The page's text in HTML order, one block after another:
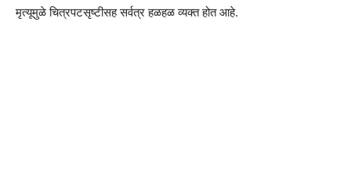
मृत्यूमुळे चित्रपटसृष्टीसह सर्वत्र हळहळ व्यक्त होत आहे.